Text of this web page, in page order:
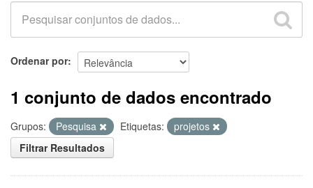
Grupos
Ordenar por
1 conjunto de dados encontrado
Grupos: Pesquisa Etiquetas:
projetos
Filtrar Resultados